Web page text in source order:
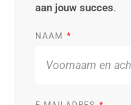
aan jouw succes.
NAAM